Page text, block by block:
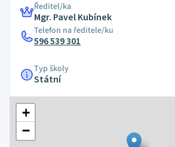
Ředitel/ka
Mgr. Pavel Kubínek
Telefon na ředitele/ku
596 539 301
Typ školy
Státní
+
−